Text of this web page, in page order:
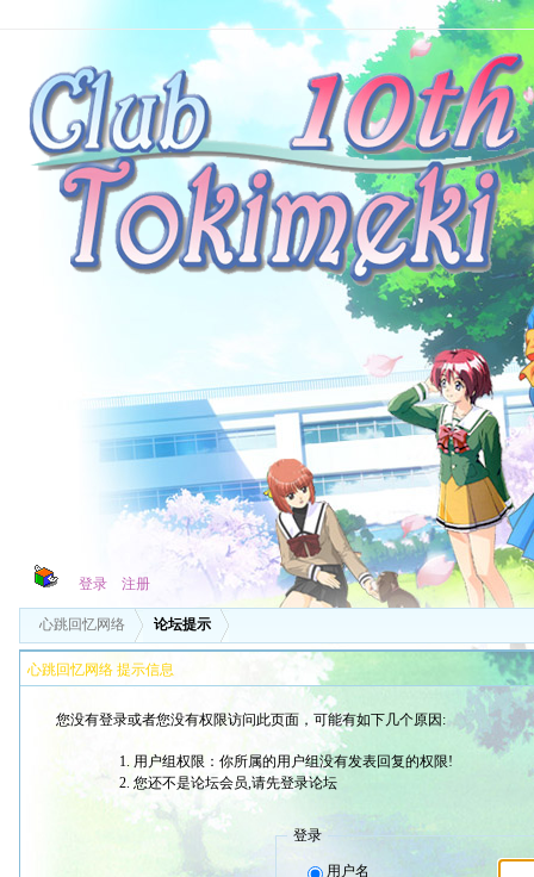
登录 注册
心跳回忆网络 论坛提示
心跳回忆网络 提示信息
您没有登录或者您没有权限访问此页面，可能有如下几个原因:
用户组权限：你所属的用户组没有发表回复的权限!
您还不是论坛会员,请先登录论坛
登录
用户名